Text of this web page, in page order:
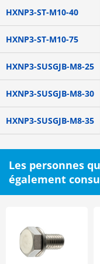
HXNP3-ST-M10-40
HXNP3-ST-M10-75
HXNP3-SUSGJB-M8-25
HXNP3-SUSGJB-M8-30
HXNP3-SUSGJB-M8-35
Les personnes
également